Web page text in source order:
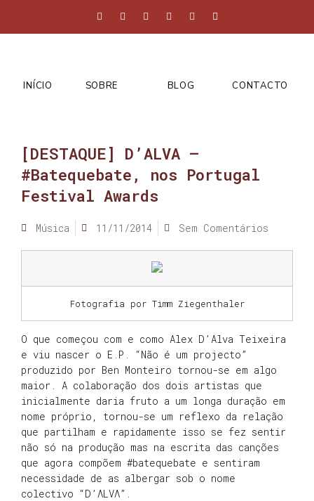
INÍCIO SOBRE BLOG CONTACTO
[DESTAQUE] D’ALVA –
#Batequebate, nos Portugal
Festival Awards
Música 11/11/2014 Sem Comentários
Fotografia por Timm Ziegenthaler
O que começou com e como Alex D’Alva Teixeira
e viu nascer o E.P. “Não é um projecto”
produzido por Ben Monteiro tornou-se em algo
maior. A colaboração dos dois artistas que
inicialmente daria fruto a um longa duração em
nome próprio, tornou-se um reflexo da relação
que partilham e rapidamente isso se fez sentir
não só na produção mas na escrita das canções
que agora compõem #batequebate e sentiram
necessidade de as albergar sob o nome
colectivo “D’ΛLVΛ”.